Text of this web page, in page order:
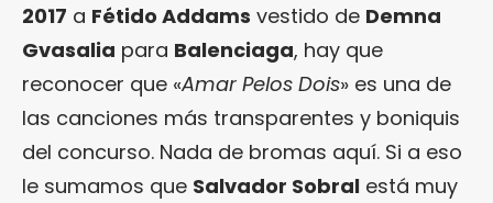
2017 a Fétido Addams vestido de Demna
Gvasalia para Balenciaga, hay que
reconocer que «Amar Pelos Dois» es una de
las canciones más transparentes y boniquis
del concurso. Nada de bromas aquí. Si a eso
le sumamos que Salvador Sobral está muy